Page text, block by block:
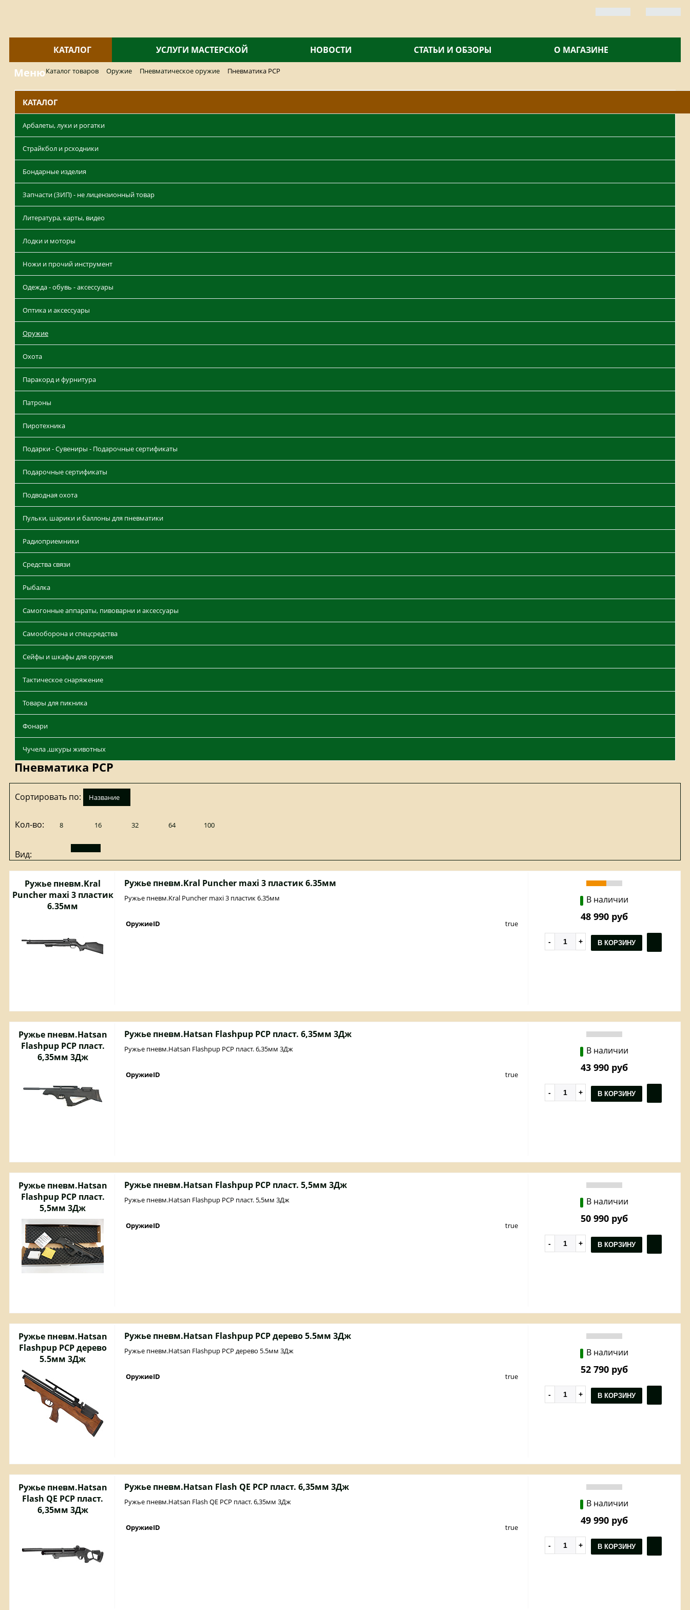
КАТАЛОГ УСЛУГИ МАСТЕРСКОЙ НОВОСТИ СТАТЬИ И ОБЗОРЫ О МАГАЗИНЕ
МенюКаталог товаров Оружие Пневматическое оружие Пневматика PCP
КАТАЛОГ
Арбалеты, луки и рогатки
Страйкбол и рсходники
Бондарные изделия
Запчасти (ЗИП) - не лицензионный товар
Литература, карты, видео
Лодки и моторы
Ножи и прочий инструмент
Одежда - обувь - аксессуары
Оптика и аксессуары
Оружие
Охота
Паракорд и фурнитура
Патроны
Пиротехника
Подарки - Сувениры - Подарочные сертификаты
Подарочные сертификаты
Подводная охота
Пульки, шарики и баллоны для пневматики
Радиоприемники
Средства связи
Рыбалка
Самогонные аппараты, пивоварни и аксессуары
Самооборона и спецсредства
Сейфы и шкафы для оружия
Тактическое снаряжение
Товары для пикника
Фонари
Чучела ,шкуры животных
Пневматика PCP
Сортировать по: название
Кол-во: 8 16 32 64 100
Вид:
Ружье пневм.Kral
Puncher maxi 3 пластик
6.35мм
Ружье пневм.Kral Puncher maxi 3 пластик 6.35мм
Ружье пневм.Kral Puncher maxi 3 пластик 6.35мм
ОружиеID true
В наличии
48 990 руб
В КОРЗИНУ
Ружье пневм.Hatsan
Flashpup PCP пласт.
6,35мм 3Дж
Ружье пневм.Hatsan Flashpup PCP пласт. 6,35мм 3Дж
Ружье пневм.Hatsan Flashpup PCP пласт. 6,35мм 3Дж
ОружиеID true
В наличии
43 990 руб
В КОРЗИНУ
Ружье пневм.Hatsan
Flashpup PCP пласт.
5,5мм 3Дж
Ружье пневм.Hatsan Flashpup PCP пласт. 5,5мм 3Дж
Ружье пневм.Hatsan Flashpup PCP пласт. 5,5мм 3Дж
ОружиеID true
В наличии
50 990 руб
В КОРЗИНУ
Ружье пневм.Hatsan
Flashpup PCP дерево
5.5мм 3Дж
Ружье пневм.Hatsan Flashpup PCP дерево 5.5мм 3Дж
Ружье пневм.Hatsan Flashpup PCP дерево 5.5мм 3Дж
ОружиеID true
В наличии
52 790 руб
В КОРЗИНУ
Ружье пневм.Hatsan
Flash QE PCP пласт.
6,35мм 3Дж
Ружье пневм.Hatsan Flash QE PCP пласт. 6,35мм 3Дж
Ружье пневм.Hatsan Flash QE PCP пласт. 6,35мм 3Дж
ОружиеID true
В наличии
49 990 руб
В КОРЗИНУ